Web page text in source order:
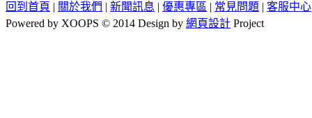
回到首頁 | 關於我們 | 新聞訊息 | 優惠專區 | 常見問題 | 客服中心
Powered by XOOPS © 2014 Design by 網頁設計 Project